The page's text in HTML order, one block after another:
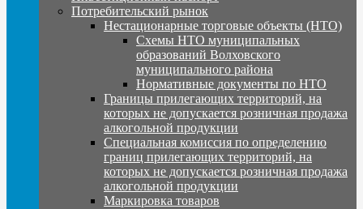
Потребительский рынок
Нестационарные торговые объекты (НТО)
Схемы НТО муниципальных
образований Волховского
муниципального района
Нормативные документы по НТО
Границы прилегающих территорий, на
которых не допускается розничная продажа
алкогольной продукции
Специальная комиссия по определению
границ прилегающих территорий, на
которых не допускается розничная продажа
алкогольной продукции
Маркировка товаров